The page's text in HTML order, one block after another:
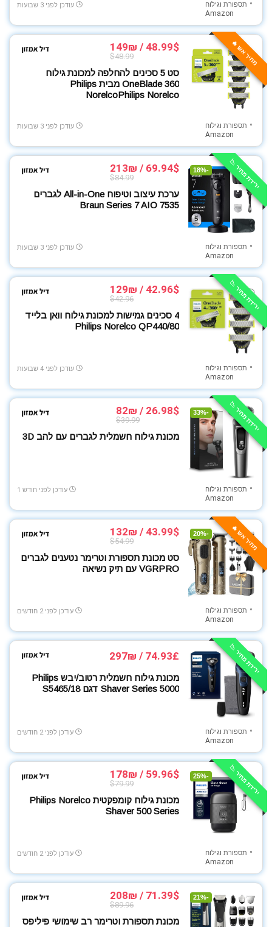
סלולר ומחשבים
סניטריה
ספורט בריאות וכושר
ציוד משרדי
צילום
צעצועי תינוקות
צעצועים מונטסוריים
קופונים כלליים
קמפינג וטיולים
רחפנים
ריהוט
ריכוזי קופונים
רמקולים
רשתות ואינטרנט
שואב אבק
שואבים שוטפים
שונות
שעונים וצמידים חכמים
תאורה
תוספי תזונה
תינוקות ומשפחה
תיקים וארנקים
תספורת וגילוח
All categories
תספורת וגילוח
Amazon
עודכן לפני 3 שבועות
מחיר אש 🔥 48.99$ / 149₪
$48.99
סט 5 סכינים להחלפה למכונת גילוח
OneBlade 360 מבית Philips
NorelcoPhilips Norelco
תספורת וגילוח
Amazon
עודכן לפני 3 שבועות
ירידת מחיר 📉 -18%
69.94$ / 213₪
$84.99
ערכת עיצוב וטיפוח All-in-One לגברים
Braun Series 7 AIO 7535
תספורת וגילוח
Amazon
עודכן לפני 3 שבועות
ירידת מחיר 📉 42.96$ / 129₪
$42.96
4 סכינים גמישות למכונת גילוח וואן בלייד
Philips Norelco QP440/80
תספורת וגילוח
Amazon
עודכן לפני 4 שבועות
ירידת מחיר 📉 -33%
26.98$ / 82₪
$39.99
מכונת גילוח חשמלית לגברים עם להב 3D
תספורת וגילוח
Amazon
עודכן לפני חודש 1
מחיר אש 🔥 -20%
43.99$ / 132₪
$54.99
סט מכונת תספורת וטרימר נטענים לגברים
VGRPRO עם תיק נשיאה
תספורת וגילוח
Amazon
עודכן לפני 2 חודשים
ירידת מחיר 📉 74.93£ / 297₪
מכונת גילוח חשמלית רטוב/יבש Philips
Shaver Series 5000 דגם S5465/18
תספורת וגילוח
Amazon
עודכן לפני 2 חודשים
ירידת מחיר 📉 -25%
59.96$ / 178₪
$79.99
מכונת גילוח קומפקטית Philips Norelco
Shaver 500 Series
תספורת וגילוח
Amazon
עודכן לפני 2 חודשים
-21%
71.39$ / 208₪
$89.96
מכונת תספורת וטרימר רב שימושי פיליפס